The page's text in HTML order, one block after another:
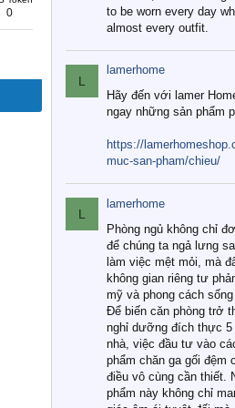
0
to be worn every day
almost every outfit.
L
lamerhome
Hãy đến với lamer
ngay những sản phẩm
https://
muc-san-pham/chieu/
L
lamerhome
Phòng ngủ không chỉ
để chúng ta ngả lưng
làm việc mệt mỏi, mà
không gian riêng tư
mỹ và phong cách
Để biến căn phòng trở
nghỉ dưỡng đích thực 5
nhà, việc đầu tư vào
phẩm chăn ga gối đệm
điều vô cùng cần thiết.
phẩm này không chỉ